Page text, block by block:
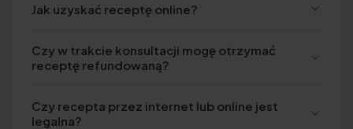
Jak uzyskać receptę online?
Czy w trakcie konsultacji mogę otrzymać
receptę refundowaną?
Czy recepta przez internet lub online jest
legalna?